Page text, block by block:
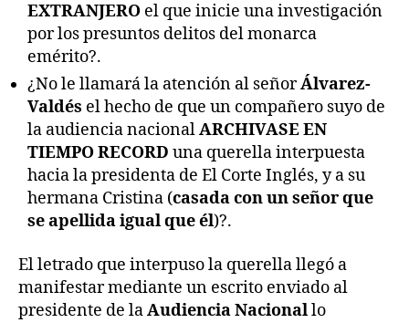
EXTRANJERO el que inicie una investigación
por los presuntos delitos del monarca
emérito?.
¿No le llamará la atención al señorÁlvarez-
Valdés el hecho de que un compañero suyo de
la audiencia nacionalARCHIVASE EN
TIEMPO RECORD una querella interpuesta
hacia la presidenta de El Corte Inglés, y a su
hermana Cristina (casada con un señor que
se apellida igual que él)?.
El letrado que interpuso la querella llegó a
manifestar mediante un escrito enviado al
presidente de laAudiencia Nacionallo